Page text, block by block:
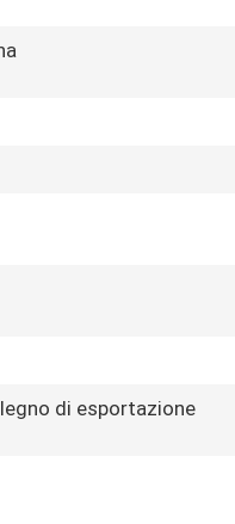
di esportazione